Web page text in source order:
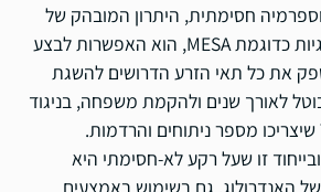
חסימתית, היתרון המובהק של
הגישות המיקרוכירורגיות כדוגמת MESA, הוא האפשרות לבצע
את כל תאי הזרע הדרושים להשגת
לאורך שנים ולהקמת משפחה, בניגוד
זו שעל רקע לא-חסימתי היא
האנדרולוג. גם בשימוש באמצעים